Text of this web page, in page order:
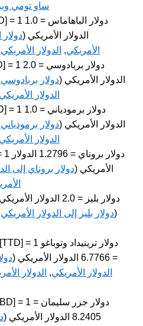
ساو تومي
الدولار الأمريكي (دولار
الأمريكي, الدولار
الدولار الأمريكي (دولار بربادوسي
الدولار
الدولار الأمريكي (دولار
الدولار
الأمريكي (دولار بروناي إلى
(دولار بليز إلى الدولار الأمريكي
= 6.7766 الدولار الأمريكي (
الدولار الأمريكي, الدولار
8.2405 الدولار الأمريكي (